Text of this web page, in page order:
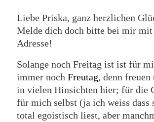
Liebe Priska, ganz herzlichen
Melde dich doch bitte bei mir mit
Adresse!
Solange noch Freitag ist ist für
immer noch Freutag, denn
in vielen Hinsichten hier; für die
für mich selbst (ja ich weiss dass
total egoistisch liest, aber